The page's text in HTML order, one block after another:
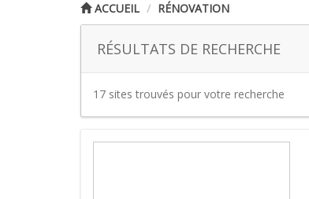
ACCUEIL RÉNOVATION
RÉSULTATS DE RECHERCHE
17 sites trouvés pour votre recherche